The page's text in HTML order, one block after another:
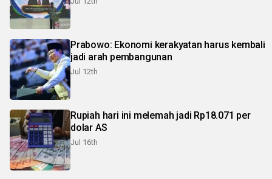
Prabowo: Ekonomi kerakyatan harus kembali
jadi arah pembangunan
Jul 12th
Rupiah hari ini melemah jadi Rp18.071 per
dolar AS
Jul 16th